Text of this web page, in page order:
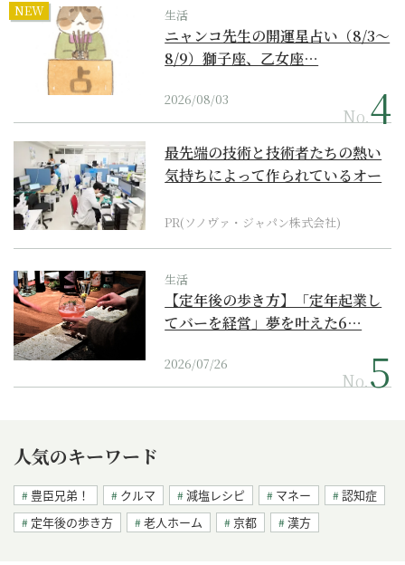
NEW 生活
ニャンコ先生の開運星占い（8/3～
8/9）獅子座、乙女座…
2026/08/03
No.
最先端の技術と技術者たちの熱い
気持ちによって作られているオー
PR(ソノヴァ・ジャパン株式会社)
生活
【定年後の歩き方】「定年起業し
てバーを経営」夢を叶えた6…
2026/07/26
No.
人気のキーワード
豊臣兄弟！ クルマ 減塩レシピ マネー
認知症
定年後の歩き方
老人ホーム 京都 漢方